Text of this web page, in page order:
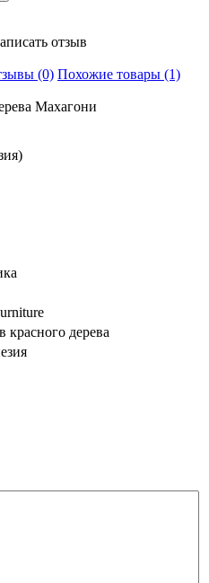
отзыв
(0) Похожие товары (1)
Махагони
красного дерева